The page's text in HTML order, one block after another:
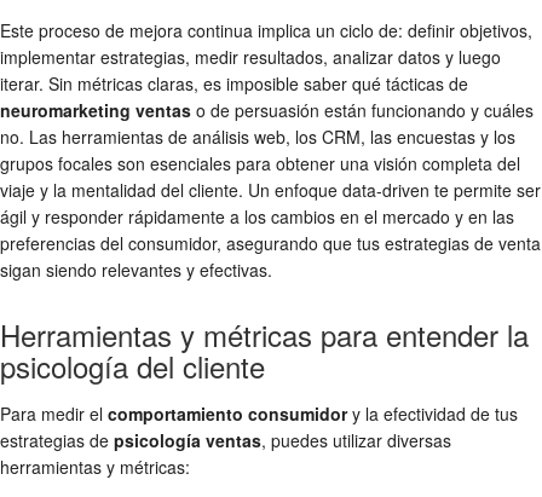
Este proceso de mejora continua implica un ciclo de: definir objetivos,
implementar estrategias, medir resultados, analizar datos y luego
iterar. Sin métricas claras, es imposible saber qué tácticas de
neuromarketing ventas o de persuasión están funcionando y cuáles
no. Las herramientas de análisis web, los CRM, las encuestas y los
grupos focales son esenciales para obtener una visión completa del
viaje y la mentalidad del cliente. Un enfoque data-driven te permite ser
ágil y responder rápidamente a los cambios en el mercado y en las
preferencias del consumidor, asegurando que tus estrategias de venta
sigan siendo relevantes y efectivas.
Herramientas y métricas para entender la
psicología del cliente
Para medir el comportamiento consumidory la efectividad de tus
estrategias de psicología ventas, puedes utilizar diversas
herramientas y métricas: